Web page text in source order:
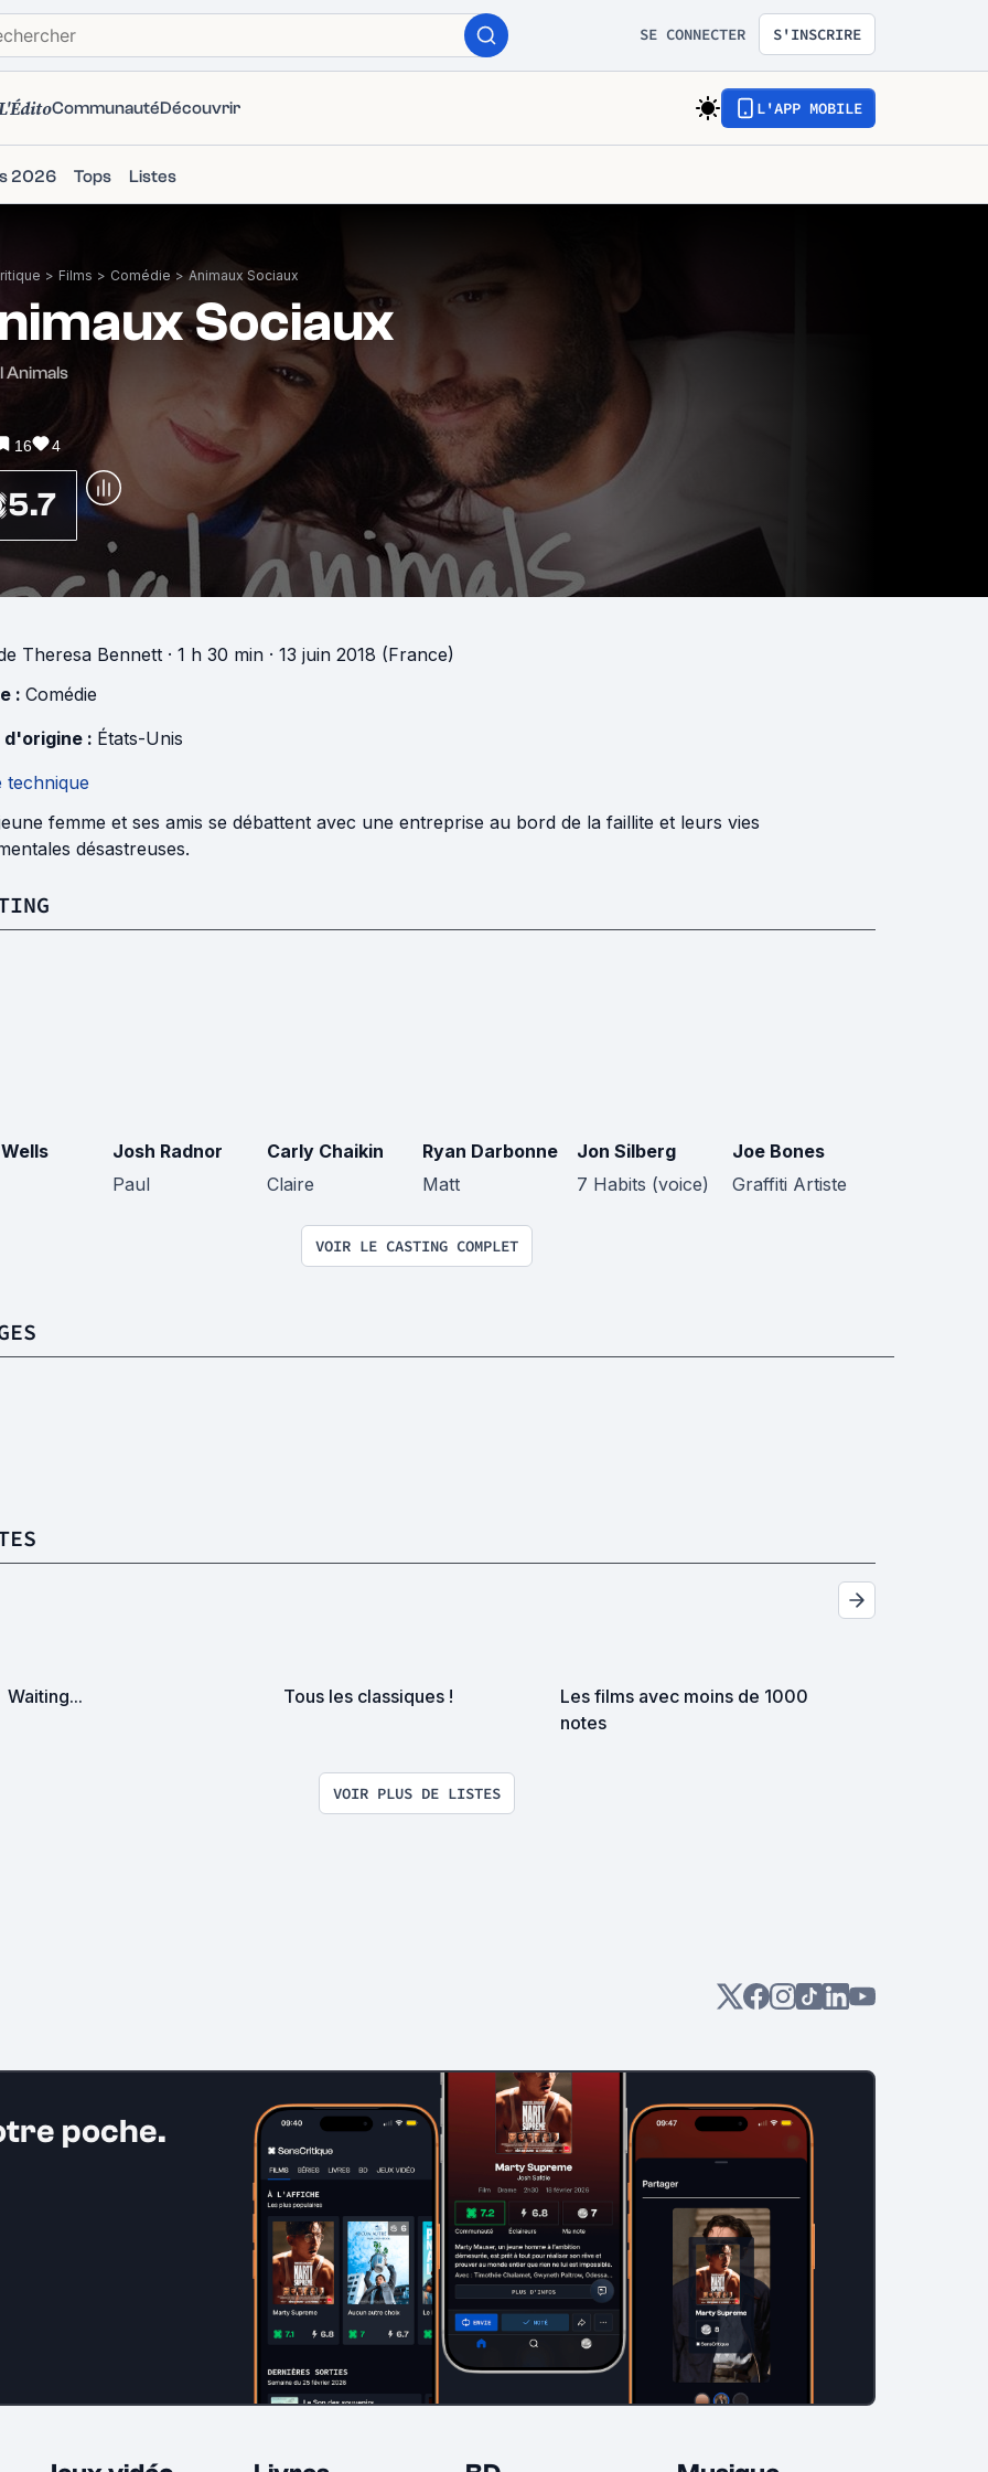
SE CONNECTER S'INSCRIRE
CommunautéDécouvrir L'APP MOBILE
2026 Tops Listes
> Films > Comédie > Animaux Sociaux
Sociaux
Animals
16 4
5.7
Theresa Bennett · 1 h 30 min · 13 juin 2018 (France)
: Comédie
d'origine : États-Unis
technique
femme et ses amis se débattent avec une entreprise au bord de la faillite et leurs vies
désastreuses.
Josh Radnor
Paul
Carly Chaikin
Claire
Ryan Darbonne
Matt
Jon Silberg
7 Habits (voice)
Joe Bones
Graffiti Artiste
VOIR LE CASTING COMPLET
Waiting... Tous les classiques !
Les films avec moins de 1000
notes
VOIR PLUS DE LISTES
poche.